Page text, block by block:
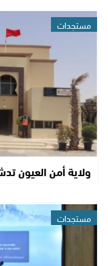
مستجدات
ولاية أمن العيون
مستجدات